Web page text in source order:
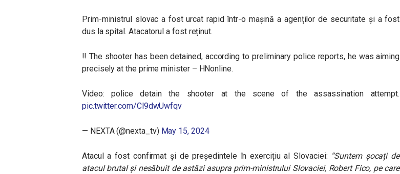
Prim-ministrul slovac a fost urcat rapid într-o mașină a agenților de securitate și a fost
dus la spital. Atacatorul a fost reținut.
‼️ The shooter has been detained, according to preliminary police reports, he was aiming
precisely at the prime minister – HNonline.
Video: police detain the shooter at the scene of the assassination attempt.
pic.twitter.com/Cl9dwUwfqv
— NEXTA (@nexta_tv) May 15, 2024
Atacul a fost confirmat și de președintele în exercițiu al Slovaciei: “Suntem șocați de
atacul brutal și nesăbuit de astăzi asupra prim-ministrului Slovaciei, Robert Fico, pe care